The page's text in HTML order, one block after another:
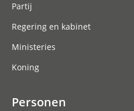
Partij
Regering en kabinet
Ministeries
Koning
Personen